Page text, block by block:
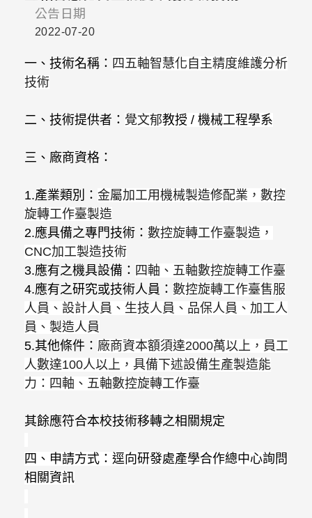
公告日期
2022-07-20
一、技術名稱： 四五軸智慧化自主精度維護分析
技術
二、技術提供者： 覺文郁教授 / 機械工程學系
三、廠商資格：
1.產業類別： 金屬加工用機械製造修配業，數控
旋轉工作臺製造
2.應具備之專門技術： 數控旋轉工作臺製造，
CNC加工製造技術
3.應有之機具設備： 四軸、五軸數控旋轉工作臺
4.應有之研究或技術人員： 數控旋轉工作臺售服
人員、設計人員、生技人員、品保人員、加工人
員、製造人員
5.其他條件： 廠商資本額須達2000萬以上，員工
人數達100人以上，具備下述設備生產製造能
力：四軸、五軸數控旋轉工作臺
其餘應符合本校技術移轉之相關規定
四、申請方式：逕向研發處產學合作總中心詢問
相關資訊